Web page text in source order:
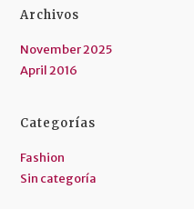
Archivos
November 2025
April 2016
Categorías
Fashion
Sin categoría